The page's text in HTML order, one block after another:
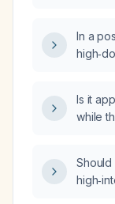
In a
Is it
while
Should